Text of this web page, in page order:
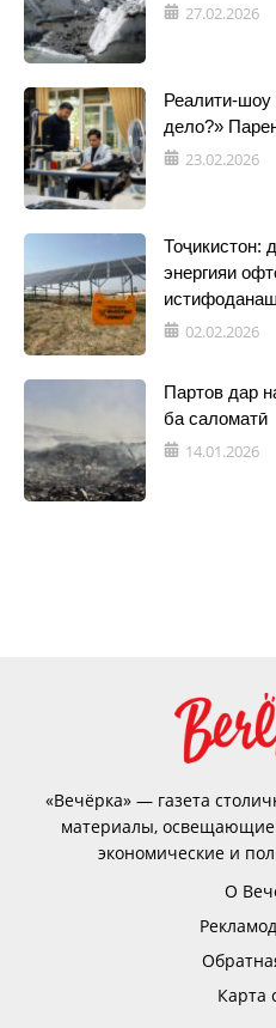
27.02.2026
Реалити-
дело?»
23.02.2026
Тоҷикистон:
энергияи
02.02.2026
Партов дар
ба саломатӣ
14.01.2026
«Вечёрка» — газета
материалы,
экономические и
О
Карта